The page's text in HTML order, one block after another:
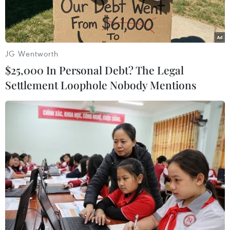
Binh sỹ Mỹ tại Syria. (Ảnh: Sputnik/TTXVN)
Ngày 24/4, Tổng thống Mỹ Donald Trump tuyên
bố ông muốn rút các binh sỹ nước này khỏi
Syria "tương đối sớm," nhưng cảnh báo rằng
một động thái như vậy sẽ không diễn ra ngay
lập tức.
JG Wentworth
$25,000 In Personal Debt? The Legal
Settlement Loophole Nobody Mentions